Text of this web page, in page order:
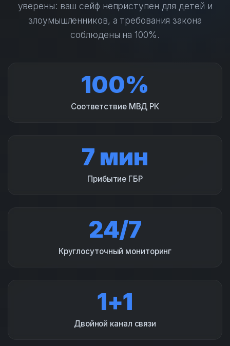
уверены: ваш сейф неприступен для детей и
злоумышленников, а требования закона
соблюдены на 100%.
100%
Соответствие МВД РК
7 мин
Прибытие ГБР
24/7
Круглосуточный мониторинг
1+1
Двойной канал связи